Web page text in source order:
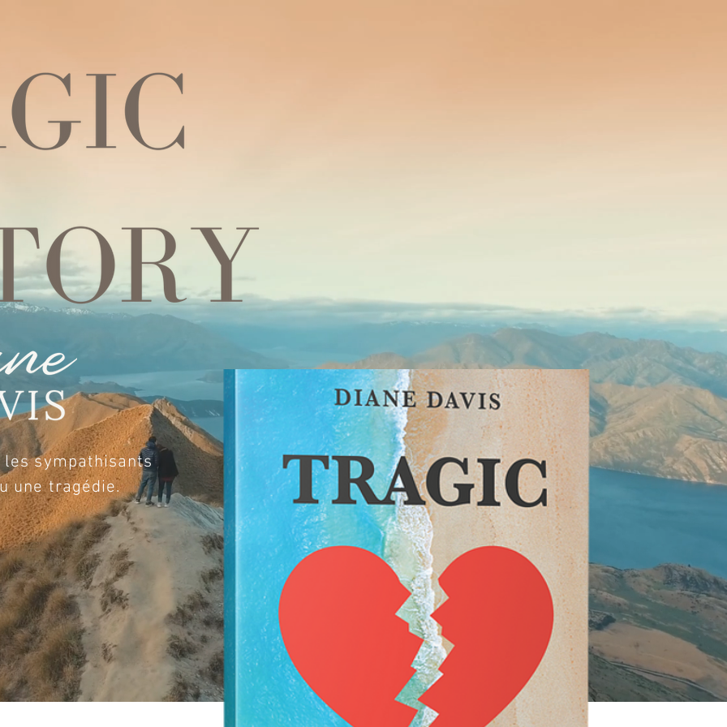
sympathisants
une tragédie.